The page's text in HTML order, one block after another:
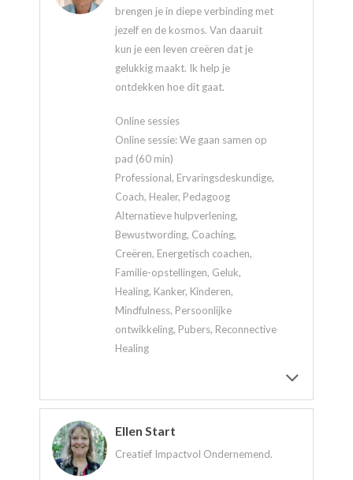
brengen je in diepe verbinding met
jezelf en de kosmos. Van daaruit
kun je een leven creëren dat je
gelukkig maakt. Ik help je
ontdekken hoe dit gaat.
Online sessies
Online sessie: We gaan samen op
pad (60 min)
Professional, Ervaringsdeskundige,
Coach, Healer, Pedagoog
Alternatieve hulpverlening,
Bewustwording, Coaching,
Creëren, Energetisch coachen,
Familie-opstellingen, Geluk,
Healing, Kanker, Kinderen,
Mindfulness, Persoonlijke
ontwikkeling, Pubers, Reconnective
Healing
Ellen Start
Creatief Impactvol Ondernemend.